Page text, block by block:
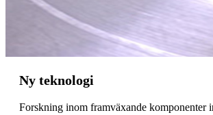
Ny teknologi
Forskning inom framväxande komponenter